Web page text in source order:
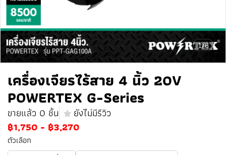
1/8
เครื่องเจียรไร้สาย 4 นิ้ว 20V
POWERTEX G-Series
ขายแล้ว 0 ชิ้น
ยังไม่มีรีวิว
฿1,750 - ฿3,270
ตัวเลือก